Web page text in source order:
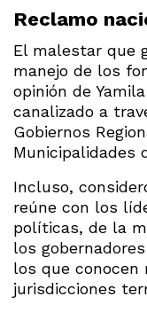
Reclamo
El malestar que
manejo de los
opinión de
canalizado a
Gobiernos
Municipalidades
Incluso,
reúne con los
políticas, de la
los
los que conocen
jurisdicciones